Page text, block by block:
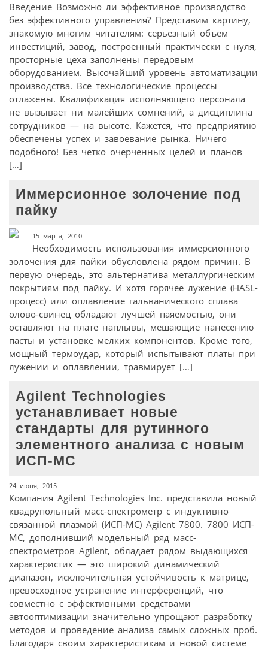
Введение Возможно ли эффективное производство
без эффективного управления? Представим картину,
знакомую многим читателям: серьезный объем
инвестиций, завод, построенный практически с нуля,
просторные цеха заполнены передовым
оборудованием. Высочайший уровень автоматизации
производства. Все технологические процессы
отлажены. Квалификация исполняющего персонала
не вызывает ни малейших сомнений, а дисциплина
сотрудников — на высоте. Кажется, что предприятию
обеспечены успех и завоевание рынка. Ничего
подобного! Без четко очерченных целей и планов
[…]
Иммерсионное золочение под
пайку
15 марта, 2010
Необходимость использования иммерсионного
золочения для пайки обусловлена рядом причин. В
первую очередь, это альтернатива металлургическим
покрытиям под пайку. И хотя горячее лужение (HASL-
процесс) или оплавление гальванического сплава
олово-свинец обладают лучшей паяемостью, они
оставляют на плате наплывы, мешающие нанесению
пасты и установке мелких компонентов. Кроме того,
мощный термоудар, который испытывают платы при
лужении и оплавлении, травмирует […]
Agilent Technologies
устанавливает новые
стандарты для рутинного
элементного анализа с новым
ИСП-МС
24 июня, 2015
Компания Agilent Technologies Inc. представила новый
квадрупольный масс-спектрометр с индуктивно
связанной плазмой (ИСП-МС) Agilent 7800. 7800 ИСП-
МС, дополнивший модельный ряд масс-
спектрометров Agilent, обладает рядом выдающихся
характеристик — это широкий динамический
диапазон, исключительная устойчивость к матрице,
превосходное устранение интерференций, что
совместно с эффективными средствами
автооптимизации значительно упрощают разработку
методов и проведение анализа самых сложных проб.
Благодаря своим характеристикам и новой системе